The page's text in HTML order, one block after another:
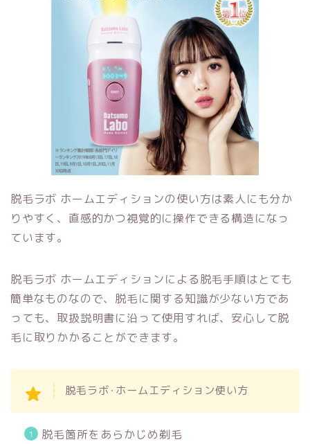
脱毛ラボ ホームエディションの使い方は素人にも分か
りやすく、直感的かつ視覚的に操作できる構造になっ
ています。
脱毛ラボ ホームエディションによる脱毛手順はとても
簡単なものなので、脱毛に関する知識が少ない方であ
っても、取扱説明書に沿って使用すれば、安心して脱
毛に取りかかることができます。
脱毛ラボ･ホームエディション使い方
脱毛箇所をあらかじめ剃毛